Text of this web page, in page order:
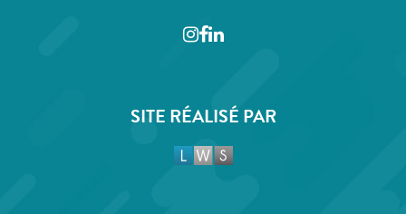
Instagram
Facebook
LinkedIn
SITE RÉALISÉ PAR